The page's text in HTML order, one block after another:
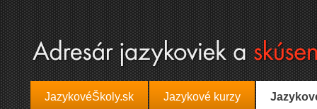
JazykovéŠkoly.sk Jazykové kurzy